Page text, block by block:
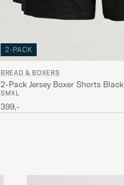
2-PACK
BREAD & BOXERS
2-Pack Jersey Boxer Shorts Black
SMXL
399,-